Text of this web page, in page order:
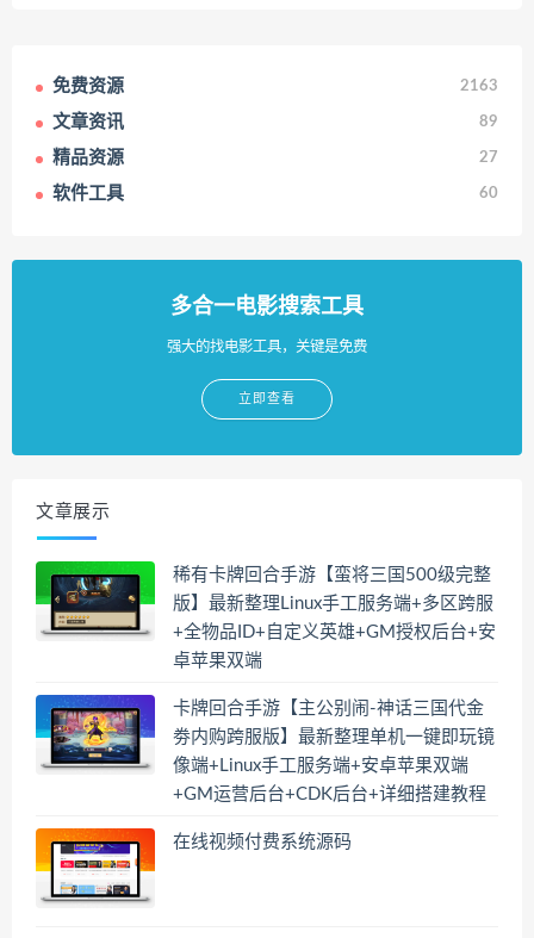
免费资源 2163
文章资讯 89
精品资源 27
软件工具 60
多合一电影搜索工具
强大的找电影工具，关键是免费
立即查看
文章展示
稀有卡牌回合手游【蛮将三国500级完整
版】最新整理Linux手工服务端+多区跨服
+全物品ID+自定义英雄+GM授权后台+安
卓苹果双端
卡牌回合手游【主公别闹-神话三国代金
劵内购跨服版】最新整理单机一键即玩镜
像端+Linux手工服务端+安卓苹果双端
+GM运营后台+CDK后台+详细搭建教程
在线视频付费系统源码